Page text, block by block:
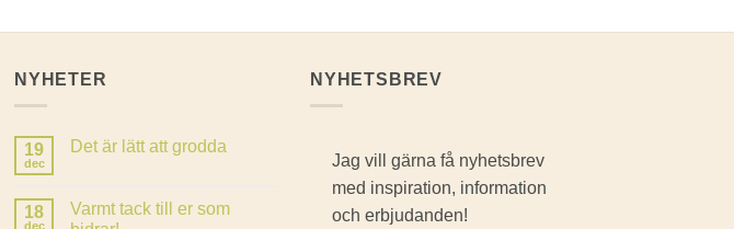
NYHETER
19
dec
Det är lätt att grodda
Det
är
18
dec
Varmt tack till er som
NYHETSBREV
Jag vill gärna få nyhetsbrev
med inspiration, information
och erbjudanden!